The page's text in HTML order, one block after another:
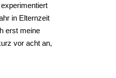
in Elternzeit
erst meine
vor acht an,